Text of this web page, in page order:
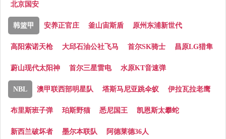
北京国安
韩篮甲 安养正官庄 釜山宙斯盾 原州东浦新世代
高阳索诺天枪 大邱石油公社飞马 首尔SK骑士 昌原LG猎隼
蔚山现代太阳神 首尔三星雷电 水原KT音速弹
NBL 澳甲联西部明星队 塔斯马尼亚跳伞蚁 伊拉瓦拉老鹰
布里斯班子弹 珀斯野猫 悉尼国王 凯恩斯太攀蛇
新西兰破坏者 墨尔本联队 阿德莱德36人